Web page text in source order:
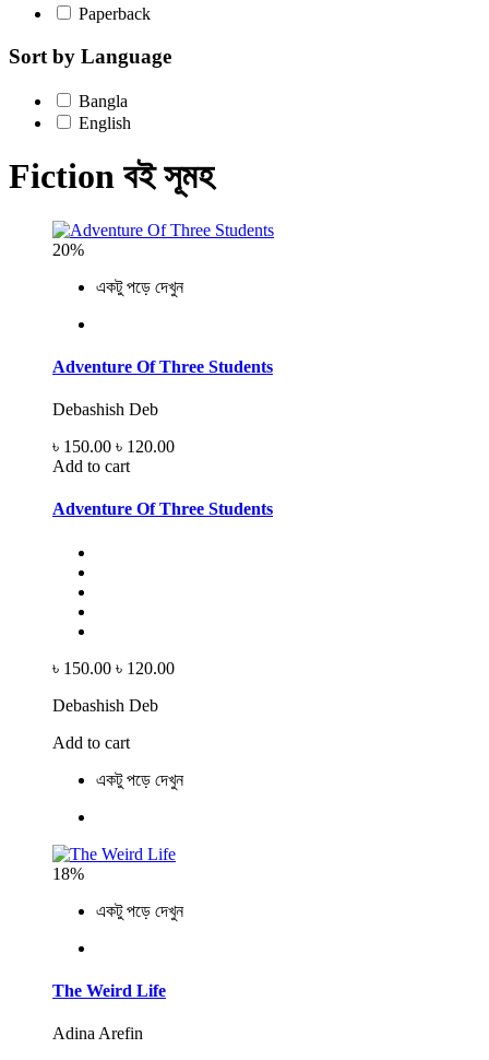
Paperback
Sort by Language
Bangla
English
Fiction বই সূমহ
20%
একটু পড়ে দেখুন
Adventure Of Three Students
Debashish Deb
৳ 150.00 ৳ 120.00
Add to cart
Adventure Of Three Students
৳ 150.00 ৳ 120.00
Debashish Deb
Add to cart
একটু পড়ে দেখুন
18%
একটু পড়ে দেখুন
The Weird Life
Adina Arefin